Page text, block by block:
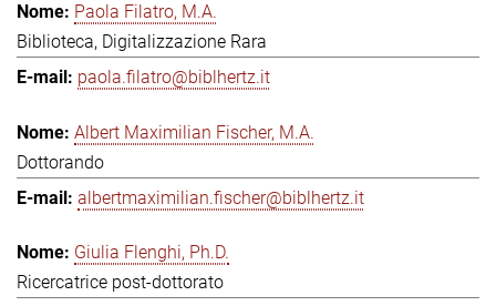
Paola Filatro, M.A.
Biblioteca, Digitalizzazione Rara
paola.filatro@biblhertz.it
Albert Maximilian Fischer, M.A.
Dottorando
albertmaximilian.fischer@biblhertz.it
Giulia Flenghi, Ph.D.
Ricercatrice post-dottorato